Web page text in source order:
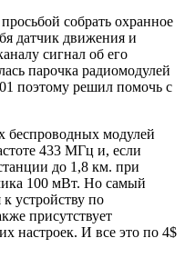
собрать охранное
датчик движения и
сигнал об его
парочка радиомодулей
поэтому решил помочь с
беспроводных модулей
433 МГц и, если
до 1,8 км. при
100 мВт. Но самый
устройству по
присутствует
настроек. И все это по 4$